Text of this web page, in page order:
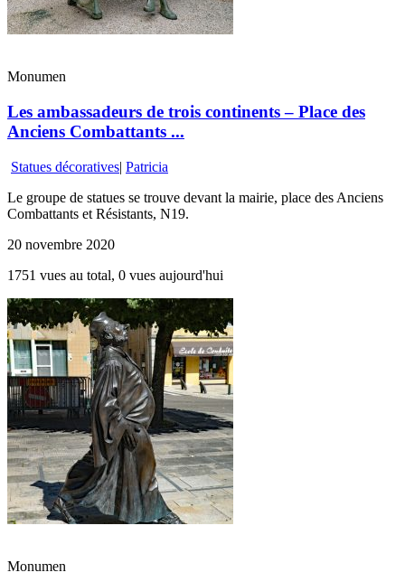
Monumen
Les ambassadeurs de trois continents – Place des
Anciens Combattants ...
Statues décoratives| Patricia
Le groupe de statues se trouve devant la mairie, place des Anciens
Combattants et Résistants, N19.
20 novembre 2020
1751 vues au total, 0 vues aujourd'hui
Monumen